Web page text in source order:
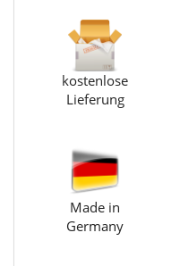
kostenlose
Lieferung
Made in
Germany